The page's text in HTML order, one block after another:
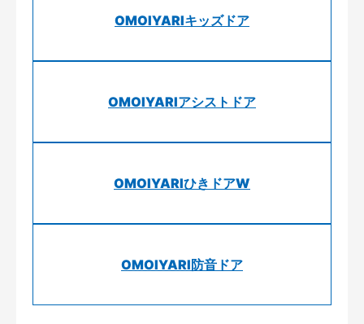
OMOIYARIキッズドア
OMOIYARIアシストドア
OMOIYARIひきドアW
OMOIYARI防音ドア